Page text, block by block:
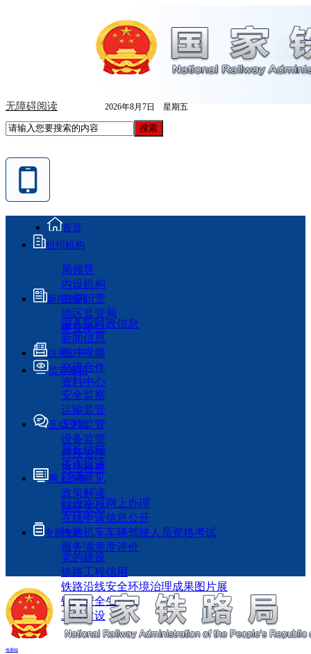
无障碍阅读 2026年8月7日 星期五
首页
组织机构
局领导
内设机构
主要职责
地区监管局
事业单位
新闻资讯
国务院时政信息
新闻信息
图片视频
交流合作
资料中心
信息公开
监管履职
安全监察
运输监管
工程监管
设备监管
科技管理
执法检查
互动交流
局长信箱
咨询投诉
征求意见
政策解读
回应关切
网上办事
行政许可网上办理
在线申请信息公开
铁路机车车辆驾驶人员资格考试
服务满意度评价
专题专栏
党的建设
铁路工程信用
铁路沿线安全环境治理成果图片展
铁路安全生产月
工程建设
电脑端